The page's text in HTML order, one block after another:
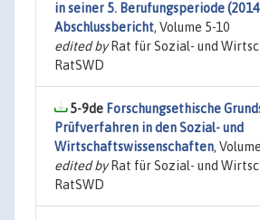
in seiner 5. Berufungsperiode
Abschlussbericht, Volume 5-10
edited byRat für Sozial- und
RatSWD
5-9de Forschungsethische
Prüfverfahren in den Sozial- und
Wirtschaftswissenschaften,
edited byRat für Sozial- und
RatSWD